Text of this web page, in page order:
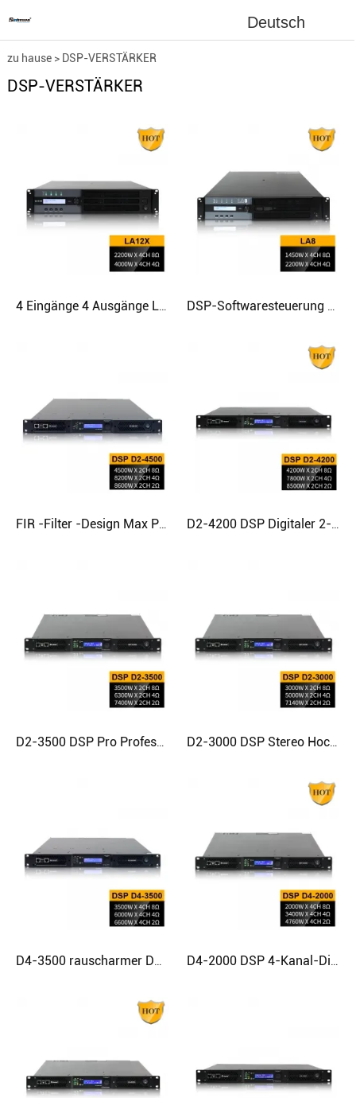
Deutsch
zu hause> DSP-VERSTÄRKER
DSP-VERSTÄRKER
FIR -Filter -Design Max Power Class D -Verstärker für Subwoofer D2-4200 DSP Digitaler 2-Kanal-Verstärker für Subwoofer
D2-3500 DSP Pro Professioneller Hochleistungsverstärker der Klasse D D2-3000 DSP Stereo Hochwertiger Hochleistungs-Digitalverstärker